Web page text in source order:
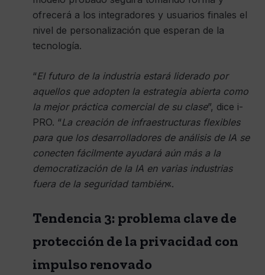
ofrecerá a los integradores y usuarios finales el
nivel de personalización que esperan de la
tecnología.
“El futuro de la industria estará liderado por
aquellos que adopten la estrategia abierta como
la mejor práctica comercial de su clase”, dice i-
PRO. “La creación de infraestructuras flexibles
para que los desarrolladores de análisis de IA se
conecten fácilmente ayudará aún más a la
democratización de la IA en varias industrias
fuera de la seguridad también«.
Tendencia 3: problema clave de
protección de la privacidad con
impulso renovado